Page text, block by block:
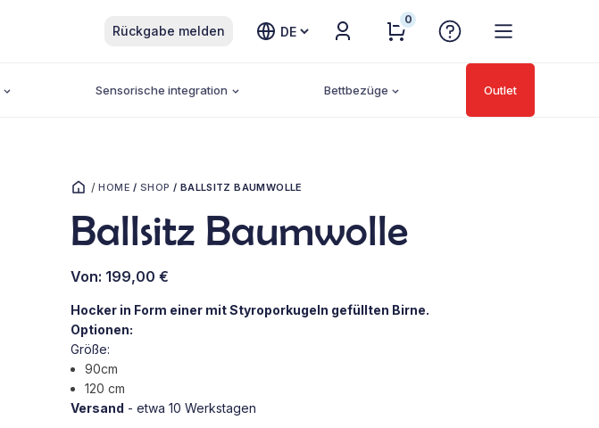
Rückgabe melden
Sprache
0
Sensorische integration Bettbezüge Outlet
/ HOME /SHOP / BALLSITZ BAUMWOLLE
Ballsitz Baumwolle
Von: 199,00 €
Hocker in Form einer mit Styroporkugeln gefüllten Birne.
Optionen:
Größe:
90cm
120 cm
Versand - etwa 10 Werkstagen